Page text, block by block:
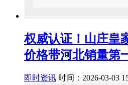
权威认证！山庄皇
价格带河北销量第
即时资讯 时间：2026-03-03